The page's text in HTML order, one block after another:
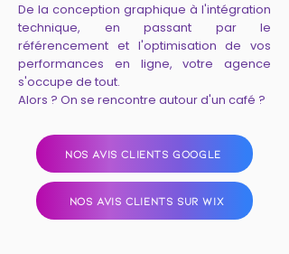
De la conception graphique à l'intégration
technique, en passant par le
référencement et l'optimisation de vos
performances en ligne, votre agence
s'occupe de tout.
Alors ? On se rencontre autour d'un café ?
NOS AVIS CLIENTS GOOGLE
NOS AVIS CLIENTS SUR WIX